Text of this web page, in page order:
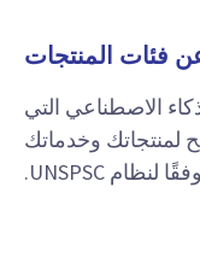
فئات المنتجات
الاصطناعي التي
لمنتجاتك وخدماتك
وفقًا لنظام UNSPSC.